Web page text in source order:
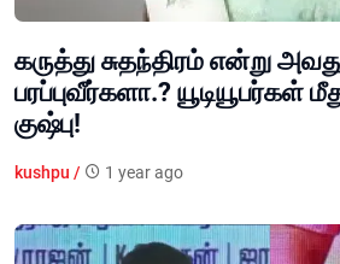
கருத்து சுதந்திரம் என்று
பரப்புவீர்களா.? யூடியூபர்கள்
குஷ்பு!
kushpu / 1 year ago